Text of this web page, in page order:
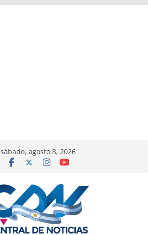
sábado, agosto 8, 2026